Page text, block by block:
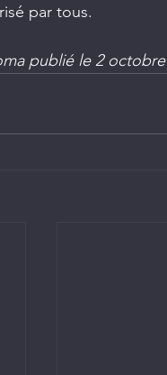
par tous.
publié le 2